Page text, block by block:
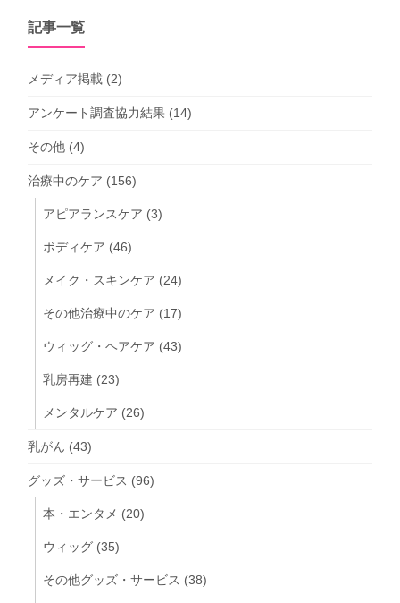
記事一覧
メディア掲載 (2)
アンケート調査協力結果 (14)
その他 (4)
治療中のケア (156)
アピアランスケア (3)
ボディケア (46)
メイク・スキンケア (24)
その他治療中のケア (17)
ウィッグ・ヘアケア (43)
乳房再建 (23)
メンタルケア (26)
乳がん (43)
グッズ・サービス (96)
本・エンタメ (20)
ウィッグ (35)
その他グッズ・サービス (38)